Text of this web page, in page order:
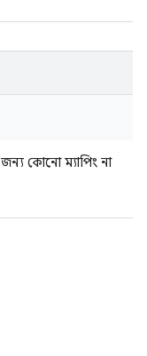
জন্য কোনো ম্যাপিং না